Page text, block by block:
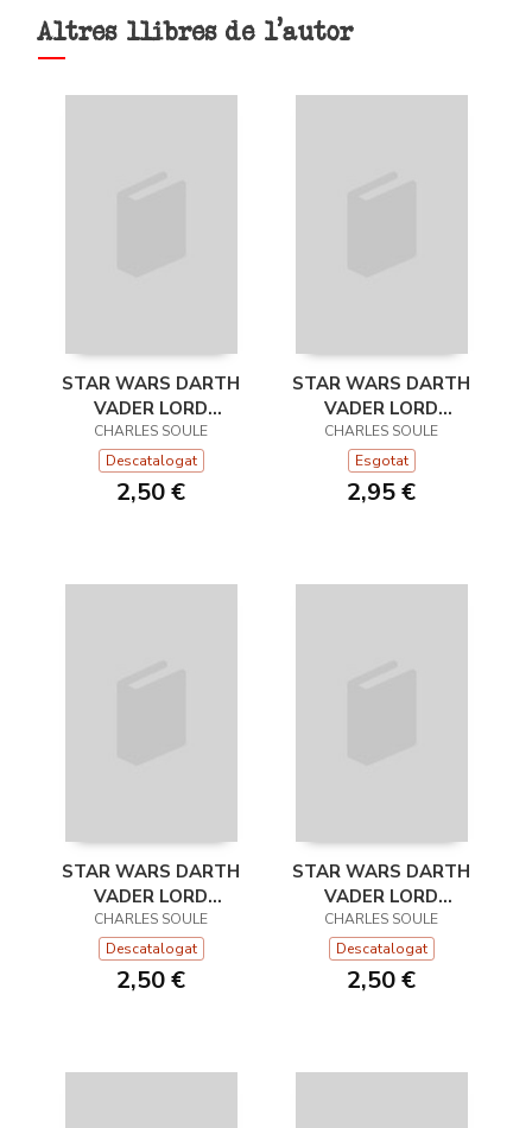
Altres llibres de l'autor
STAR WARS DARTH
VADER LORD
OSCURO Nº 24/25
CHARLES SOULE
Descatalogat
2,50 €
STAR WARS DARTH
VADER LORD
OSCURO Nº 25/25
CHARLES SOULE
Esgotat
2,95 €
STAR WARS DARTH
VADER LORD
OSCURO Nº 01/25 NE
CHARLES SOULE
Descatalogat
2,50 €
STAR WARS DARTH
VADER LORD
OSCURO Nº 23/25
CHARLES SOULE
Descatalogat
2,50 €